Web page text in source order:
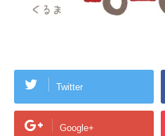
Twitter
Google+